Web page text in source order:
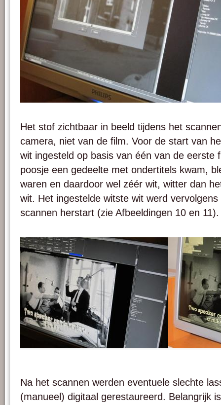
Het stof zichtbaar in beeld tijdens het
camera, niet van de film. Voor de start van
wit ingesteld op basis van één van de eerste
poosje een gedeelte met ondertitels kwam,
waren en daardoor wel zéér wit, witter dan
wit. Het ingestelde witste wit werd
scannen herstart (zie Afbeeldingen 10 en 11).
Na het scannen werden eventuele slechte
(manueel) digitaal gerestaureerd. Belangrijk